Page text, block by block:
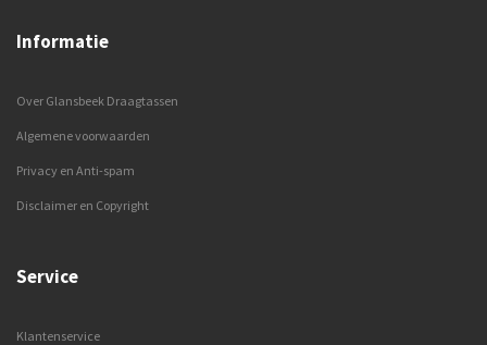
Informatie
Over Glansbeek Draagtassen
Algemene voorwaarden
Privacy en Anti-spam
Disclaimer en Copyright
Service
Klantenservice